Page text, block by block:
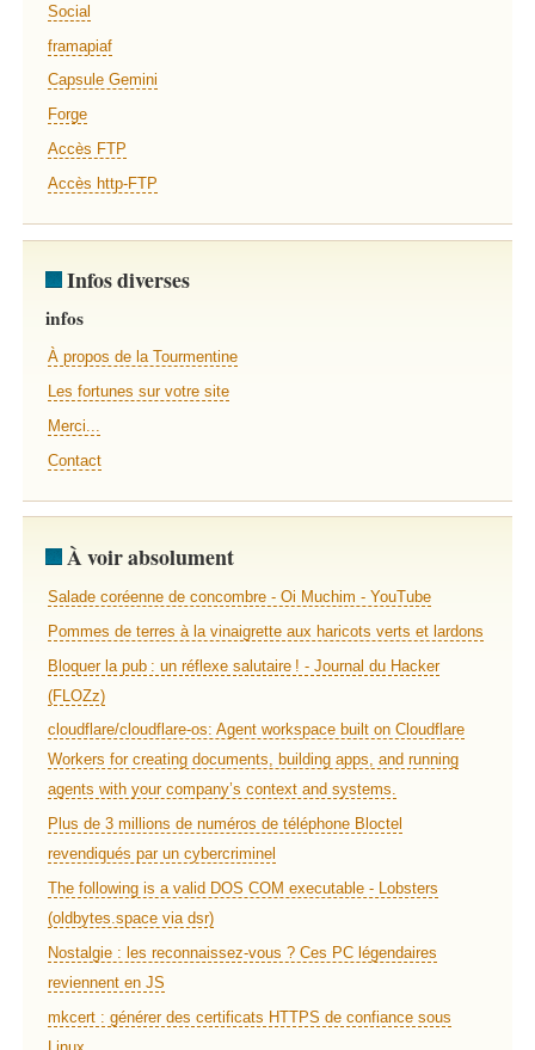
Social
framapiaf
Capsule Gemini
Forge
Accès FTP
Accès http-FTP
Infos diverses
infos
À propos de la Tourmentine
Les fortunes sur votre site
Merci...
Contact
À voir absolument
Salade coréenne de concombre - Oi Muchim - YouTube
Pommes de terres à la vinaigrette aux haricots verts et lardons
Bloquer la pub : un réflexe salutaire ! - Journal du Hacker
(FLOZz)
cloudflare/cloudflare-os: Agent workspace built on Cloudflare
Workers for creating documents, building apps, and running
agents with your company’s context and systems.
Plus de 3 millions de numéros de téléphone Bloctel
revendiqués par un cybercriminel
The following is a valid DOS COM executable - Lobsters
(oldbytes.space via dsr)
Nostalgie : les reconnaissez-vous ? Ces PC légendaires
reviennent en JS
mkcert : générer des certificats HTTPS de confiance sous